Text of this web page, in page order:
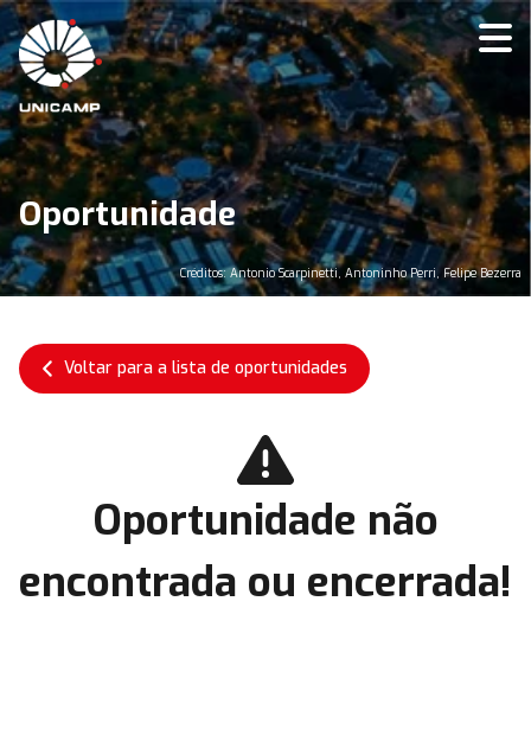
Oportunidade
Créditos: Antonio Scarpinetti, Antoninho Perri, Felipe Bezerra
Voltar para a lista de oportunidades
Oportunidade não
encontrada ou encerrada!